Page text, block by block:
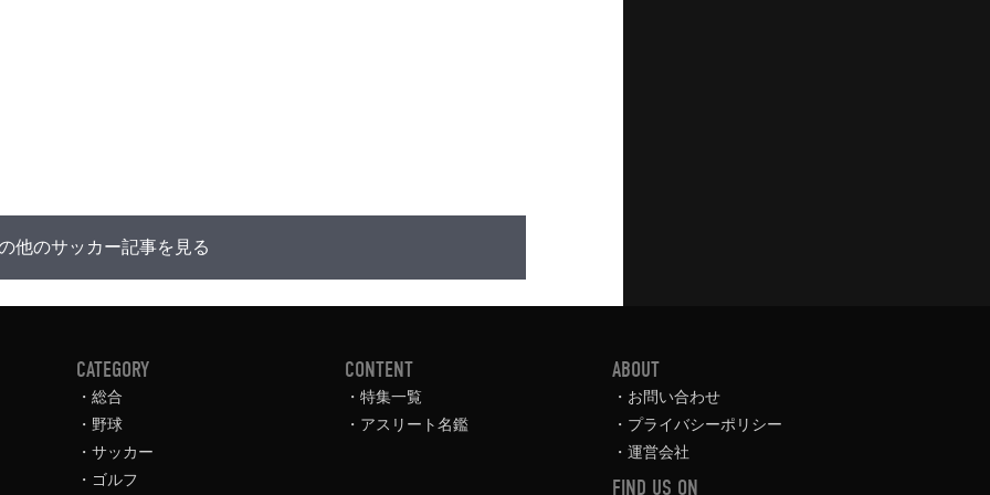
他のサッカー記事を見る
CATEGORY
総合
野球
サッカー
ゴルフ
CONTENT
特集一覧
アスリート名鑑
ABOUT
お問い合わせ
プライバシーポリシー
運営会社
FIND US ON